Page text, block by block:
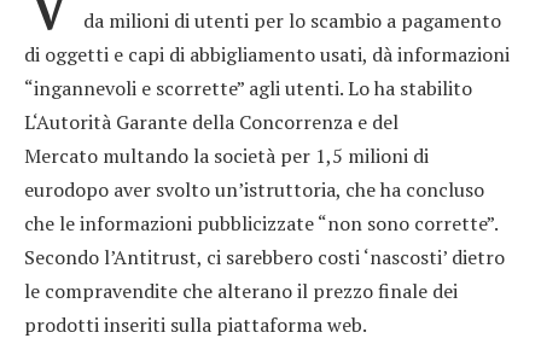
da milioni di utenti per lo scambio a pagamento
di oggetti e capi di abbigliamento usati, dà informazioni
“ingannevoli e scorrette” agli utenti. Lo ha stabilito
L‘Autorità Garante della Concorrenza e del
Mercato multando la società per 1,5 milioni di
eurodopo aver svolto un’istruttoria, che ha concluso
che le informazioni pubblicizzate “non sono corrette”.
Secondo l’Antitrust, ci sarebbero costi ‘nascosti’ dietro
le compravendite che alterano il prezzo finale dei
prodotti inseriti sulla piattaforma web.